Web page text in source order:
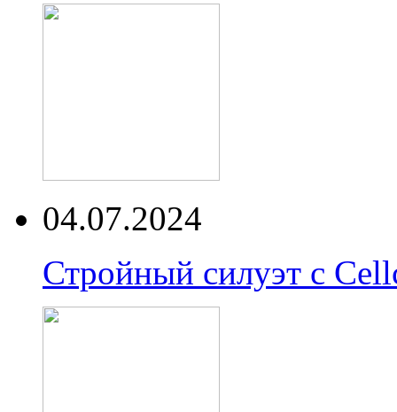
04.07.2024
Стройный силуэт с